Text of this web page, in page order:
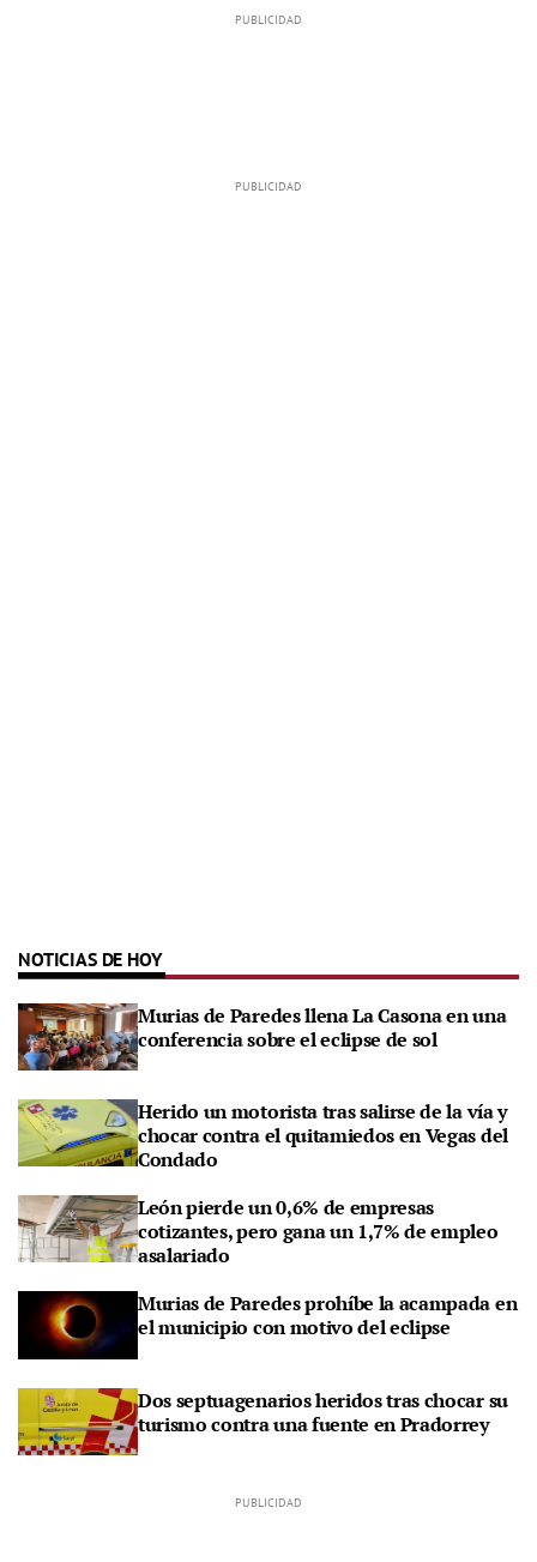
NOTICIAS DE HOY
Murias de Paredes llena La Casona en una
conferencia sobre el eclipse de sol
Herido un motorista tras salirse de la vía y
chocar contra el quitamiedos en Vegas del
Condado
León pierde un 0,6% de empresas
cotizantes, pero gana un 1,7% de empleo
asalariado
Murias de Paredes prohíbe la acampada en
el municipio con motivo del eclipse
Dos septuagenarios heridos tras chocar su
turismo contra una fuente en Pradorrey